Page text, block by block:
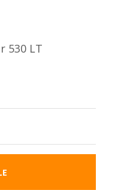
530 LT